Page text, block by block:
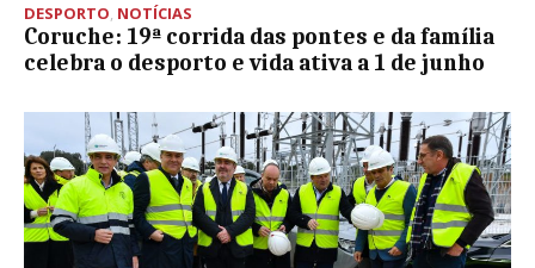
DESPORTO, NOTÍCIAS
Coruche: 19ª corrida das pontes e da família
celebra o desporto e vida ativa a 1 de junho